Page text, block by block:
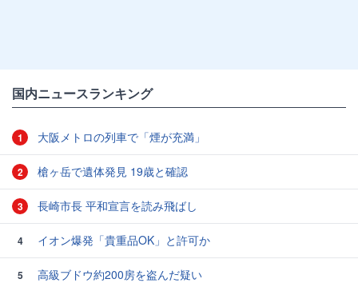
国内ニュースランキング
1 大阪メトロの列車で「煙が充満」
2 槍ヶ岳で遺体発見 19歳と確認
3 長崎市長 平和宣言を読み飛ばし
4 イオン爆発「貴重品OK」と許可か
5
高級ブドウ約200房を盗んだ疑い